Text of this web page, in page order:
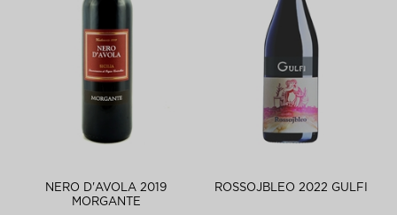
NERO D'AVOLA 2019
MORGANTE
ROSSOJBLEO 2022 GULFI